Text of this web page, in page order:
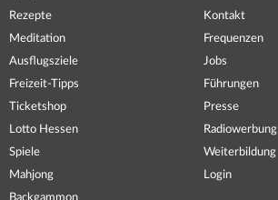
Rezepte
Meditation
Ausflugsziele
Freizeit-Tipps
Ticketshop
Lotto Hessen
Spiele
Mahjong
Backgammon
Kontakt
Frequenzen
Jobs
Führungen
Presse
Radiowerbung
Weiterbildung
Login